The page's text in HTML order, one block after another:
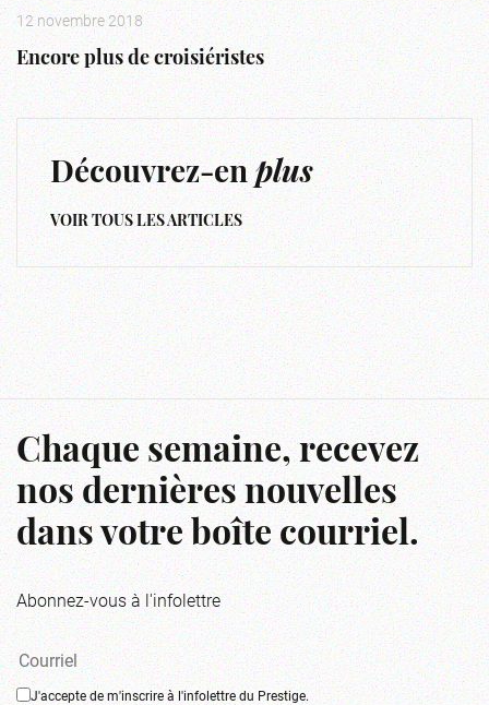
12 novembre 2018
Encore plus de croisiéristes
Découvrez-enplus
VOIR TOUS LES ARTICLES
Chaque semaine, recevez
nos dernières nouvelles
dans votre boîte courriel.
Abonnez-vous à l'infolettre
J'accepte de m'inscrire à l'infolettre du Prestige.